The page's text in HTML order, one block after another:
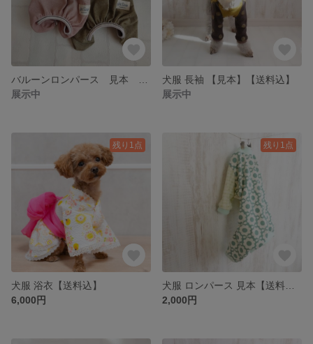
展示中
犬服 長袖 【見本】【送料込】
展示中
残り1点
犬服 浴衣【送料込】
6,000円
残り1点
2,000円